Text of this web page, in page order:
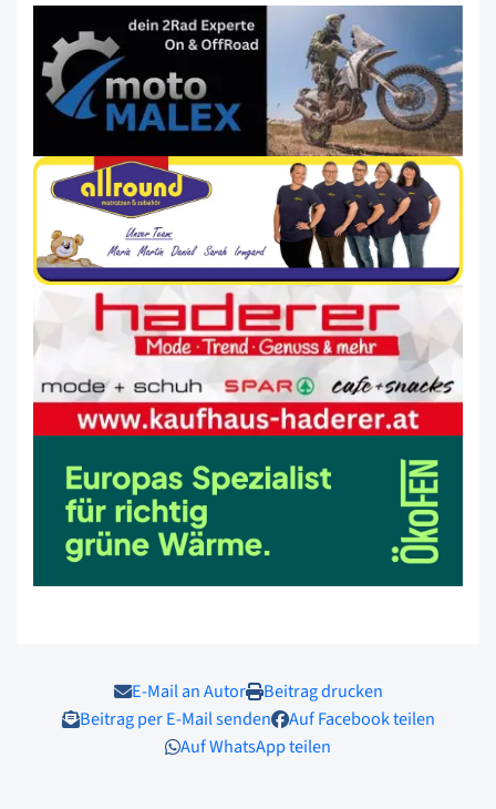
E-Mail an Autor
Beitrag drucken
Beitrag per E-Mail senden
Auf Facebook teilen
Auf WhatsApp teilen